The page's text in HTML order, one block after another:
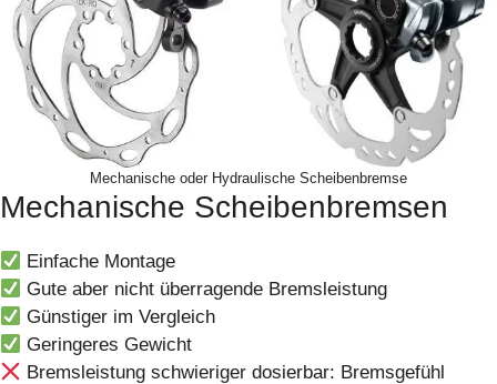
Mechanische oder Hydraulische Scheibenbremse
Mechanische Scheibenbremsen
Einfache Montage
Gute aber nicht überragende Bremsleistung
Günstiger im Vergleich
Geringeres Gewicht
Bremsleistung schwieriger dosierbar: Bremsgefühl